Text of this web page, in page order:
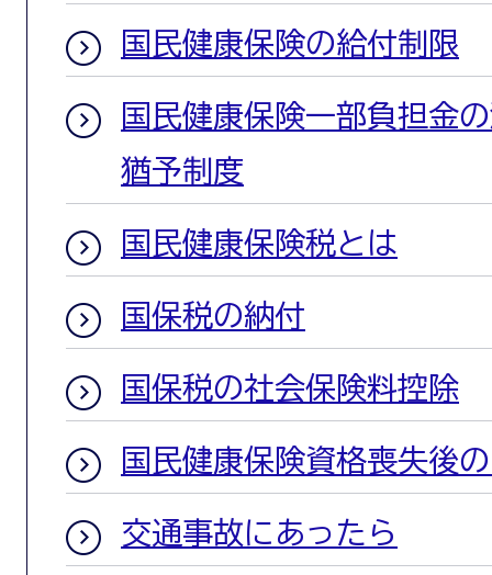
国民健康保険の給付制限
国民健康保険一部負担金
猶予制度
国民健康保険税とは
国保税の納付
国保税の社会保険料控除
国民健康保険資格喪失後
交通事故にあったら